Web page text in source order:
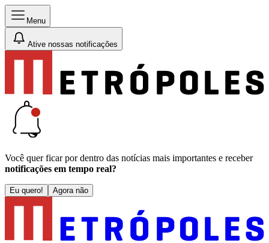
Menu
Ative nossas notificações
Você quer ficar por dentro das notícias mais importantes e receber
notificações em tempo real?
Eu quero! Agora não